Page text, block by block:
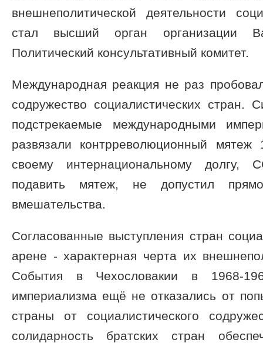
внешнеполитической деятельности
стал высший орган организации
Политический консультативный комитет.
Международная реакция не раз
содружество социалистических стран.
подстрекаемые международными
развязали контрреволюционный
своему интернациональному долгу,
подавить мятеж, не допустил
вмешательства.
Согласованные выступления стран
арене - характерная черта их
События в Чехословакии в 1968-
империализма ещё не отказались от
страны от социалистического
солидарность братских стран